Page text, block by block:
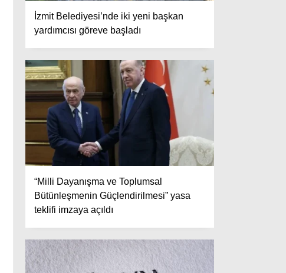
İzmit Belediyesi’nde iki yeni başkan
yardımcısı göreve başladı
“Milli Dayanışma ve Toplumsal
Bütünleşmenin Güçlendirilmesi” yasa
teklifi imzaya açıldı